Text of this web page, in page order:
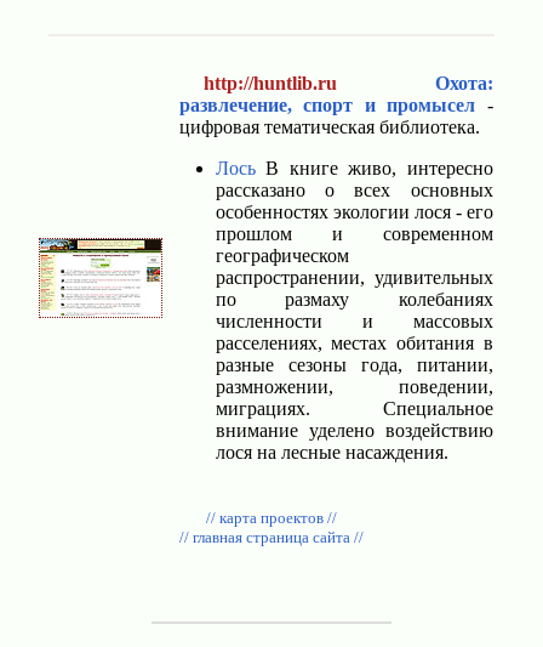
http://huntlib.ru
Охота:
развлечение, спорт и промысел -
цифровая тематическая библиотека.
ЛосьВ книге живо, интересно
рассказано о всех основных
особенностях экологии лося - его
прошлом и современном
географическом
распространении, удивительных
по размаху колебаниях
численности и массовых
расселениях, местах обитания в
разные сезоны года, питании,
размножении, поведении,
миграциях. Специальное
внимание уделено воздействию
лося на лесные насаждения.
// карта проектов //
// главная страница сайта //